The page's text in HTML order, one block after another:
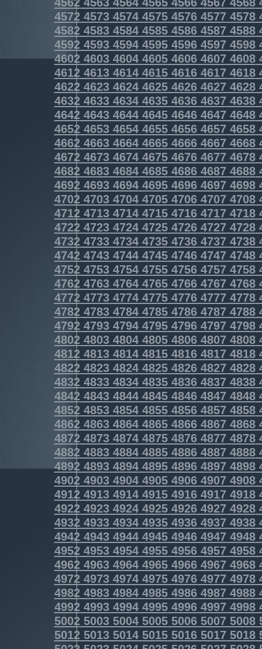
4572457345744575457645774578
4582458345844585458645874588
4592459345944595459645974598
4602460346044605460646074608
4612461346144615461646174618
4622462346244625462646274628
4632463346344635463646374638
4642464346444645464646474648
4652465346544655465646574658
4662466346644665466646674668
4672467346744675467646774678
4682468346844685468646874688
4692469346944695469646974698
4702470347044705470647074708
4712471347144715471647174718
4722472347244725472647274728
4732473347344735473647374738
4742474347444745474647474748
4752475347544755475647574758
4762476347644765476647674768
4772477347744775477647774778
4782478347844785478647874788
4792479347944795479647974798
4802480348044805480648074808
4812481348144815481648174818
4822482348244825482648274828
4832483348344835483648374838
4842484348444845484648474848
4852485348544855485648574858
4862486348644865486648674868
4872487348744875487648774878
4882488348844885488648874888
4892489348944895489648974898
4902490349044905490649074908
4912491349144915491649174918
4922492349244925492649274928
4932493349344935493649374938
4942494349444945494649474948
4952495349544955495649574958
4962496349644965496649674968
4972497349744975497649774978
4982498349844985498649874988
4992499349944995499649974998
5002500350045005500650075008
5012501350145015501650175018